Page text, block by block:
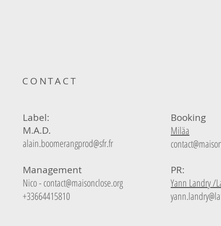
CONTACT
Label:
M.A.D.
alain.boomerangprod@sfr.fr
Management
Nico -contact@maisonclose.org
+33664415810
Booking
Miläa
PR:
Yann Landry /